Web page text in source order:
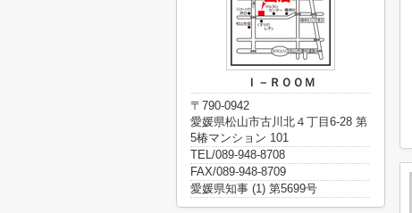
Ｉ－ＲＯＯＭ
〒790-0942
愛媛県松山市古川北４丁目6-28 第
5椿マンション 101
TEL/089-948-8708
FAX/089-948-8709
愛媛県知事 (1) 第5699号